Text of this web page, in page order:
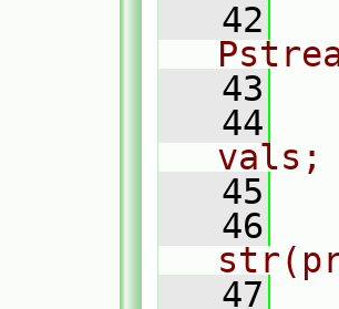
   42
   43
   44
vals;
   45
   46
   47